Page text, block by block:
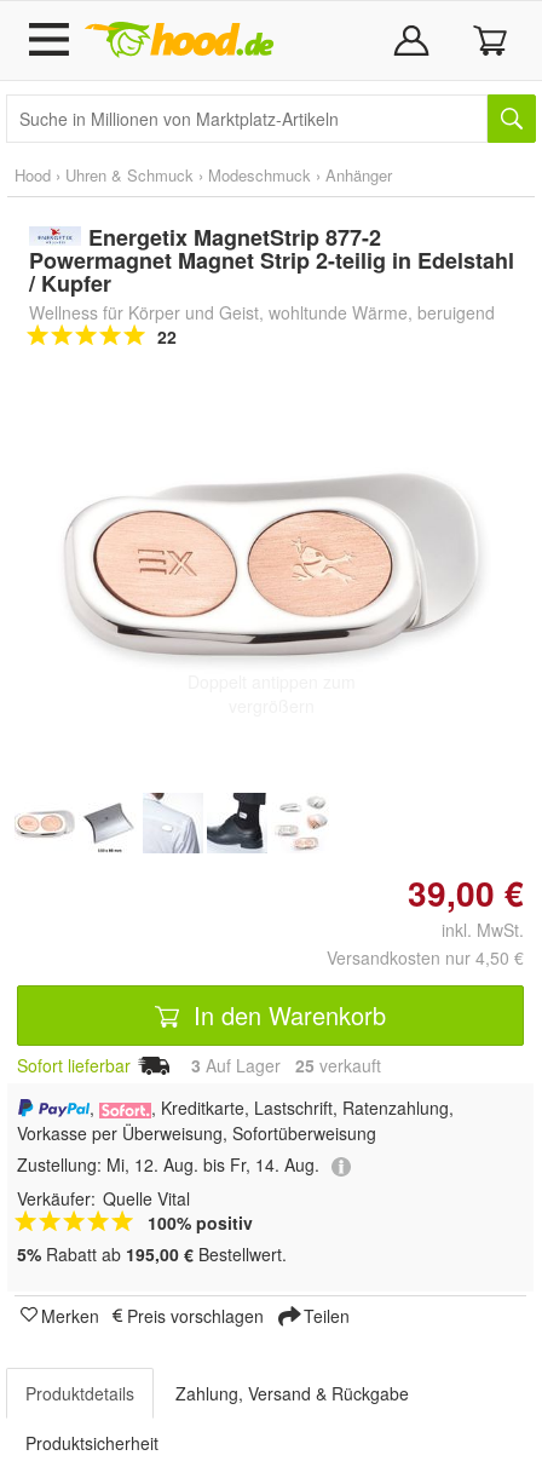
Hood › Uhren & Schmuck › Modeschmuck › Anhänger
Energetix MagnetStrip 877-2
Powermagnet Magnet Strip 2-teilig in Edelstahl
/ Kupfer
Wellness für Körper und Geist, wohltunde Wärme, beruigend
22
39,00 €
inkl. MwSt.
Versandkosten nur 4,50 €
In den Warenkorb
Sofort lieferbar 3 Auf Lager 25 verkauft
,
, Kreditkarte, Lastschrift, Ratenzahlung,
Vorkasse per Überweisung, Sofortüberweisung
Zustellung: Mi, 12. Aug. bis Fr, 14. Aug.
Verkäufer: Quelle Vital
100% positiv
5% Rabatt ab 195,00 € Bestellwert.
Merken Preis vorschlagen Teilen
Produktdetails Zahlung, Versand & Rückgabe
Produktsicherheit